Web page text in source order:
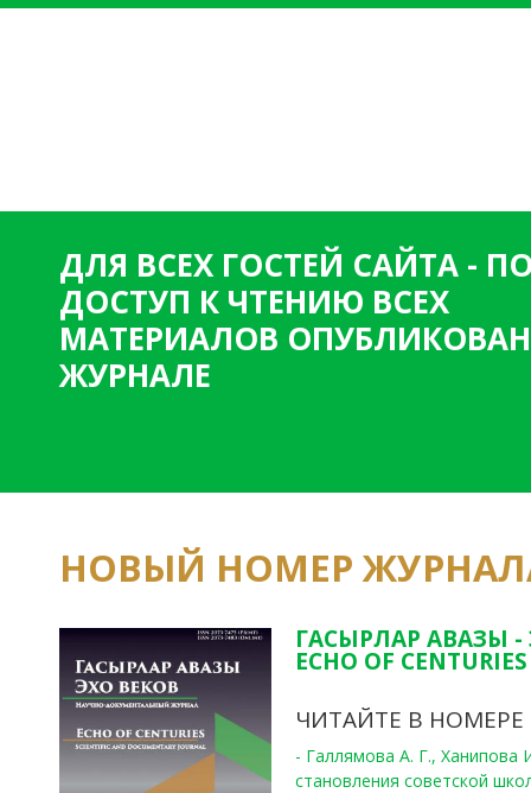
ДЛЯ ВСЕХ ГОСТЕЙ САЙТА -
ДОСТУП К ЧТЕНИЮ ВСЕХ
МАТЕРИАЛОВ
ЖУРНАЛЕ
НОВЫЙ НОМЕР
ГАСЫРЛАР АВАЗЫ -
ECHO OF
ЧИТАЙТЕ В НОМЕРЕ
- Галлямова А. Г.,
становления советской